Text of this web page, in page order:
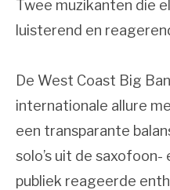
Twee muzikanten die
luisterend en
De West Coast Big
internationale allure
een transparante
solo’s uit de
publiek reageerde